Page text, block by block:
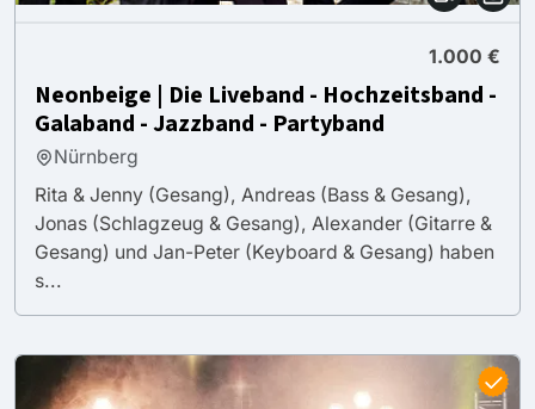
1.000 €
Neonbeige | Die Liveband - Hochzeitsband -
Galaband - Jazzband - Partyband
Nürnberg
Rita & Jenny (Gesang), Andreas (Bass & Gesang),
Jonas (Schlagzeug & Gesang), Alexander (Gitarre &
Gesang) und Jan-Peter (Keyboard & Gesang) haben
s...